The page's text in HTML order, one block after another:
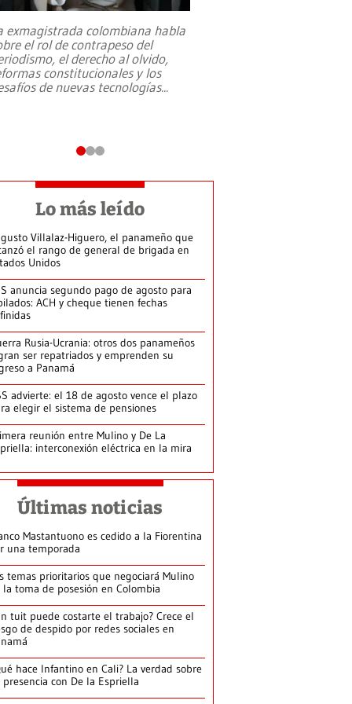
exmagistrada colombiana habla
el rol de contrapeso del
el derecho al olvido,
constitucionales y los
de nuevas tecnologías...
Lo más leído
Villalaz-Higuero, el panameño que
el rango de general de brigada en
Unidos
anuncia segundo pago de agosto para
ACH y cheque tienen fechas
Rusia-Ucrania: otros dos panameños
ser repatriados y emprenden su
a Panamá
advierte: el 18 de agosto vence el plazo
elegir el sistema de pensiones
reunión entre Mulino y De La
interconexión eléctrica en la mira
Últimas noticias
Mastantuono es cedido a la Fiorentina
una temporada
temas prioritarios que negociará Mulino
la toma de posesión en Colombia
tuit puede costarte el trabajo? Crece el
de despido por redes sociales en
hace Infantino en Cali? La verdad sobre
presencia con De la Espriella